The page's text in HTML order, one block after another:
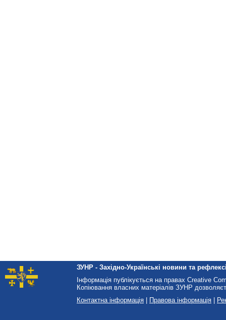
ЗУНР - Західно-Українські новини та
Інформація публікується на правах Creative
Копіювання власних матеріалів ЗУНР
Контактна інформація
Правова інформація